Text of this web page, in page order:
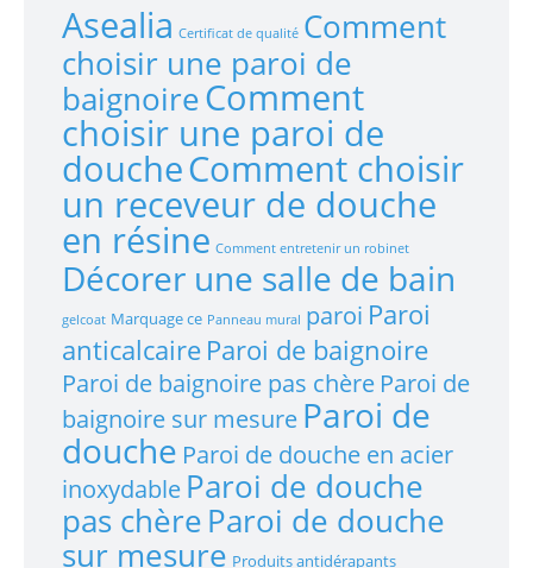
Asealia Certificat de qualité Comment
choisir une paroi de
baignoireComment
choisir une paroi de
doucheComment choisir
un receveur de douche
en résine Comment entretenir un robinet
Décorer une salle de bain
gelcoat Marquage ce Panneau mural paroi Paroi
anticalcaireParoi de baignoire
Paroi de baignoire pas chère Paroi de
baignoire sur mesure Paroi de
douche Paroi de douche en acier
inoxydable Paroi de douche
pas chèreParoi de douche
sur mesure Produits antidérapants